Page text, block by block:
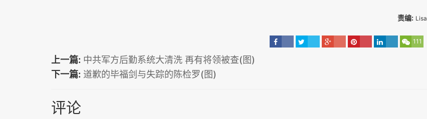
责编: Lisa
111
上一篇: 中共军方后勤系统大清洗 再有将领被查(图)
下一篇: 道歉的毕福剑与失踪的陈检罗(图)
评论